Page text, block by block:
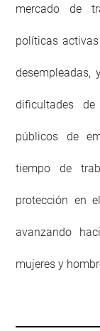
mercado de
políticas
desempleadas,
dificultades
públicos de
tiempo de
protección en
avanzando
mujeres y